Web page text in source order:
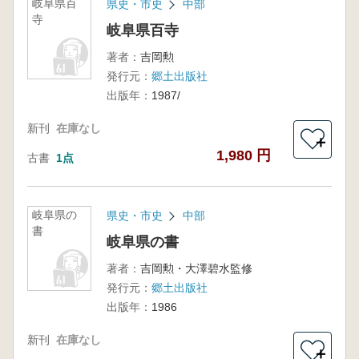
岐阜県百
寺
県史・市史 中部
岐阜県百寺
著者： 吉岡勲
発行元： 郷土出版社
出版年： 1987/
新刊 在庫なし
古書 1点 1,980 円
＋
岐阜県の
書
県史・市史 中部
岐阜県の書
著者： 吉岡勲・大澤碧水監修
発行元： 郷土出版社
出版年： 1986
新刊 在庫なし
＋